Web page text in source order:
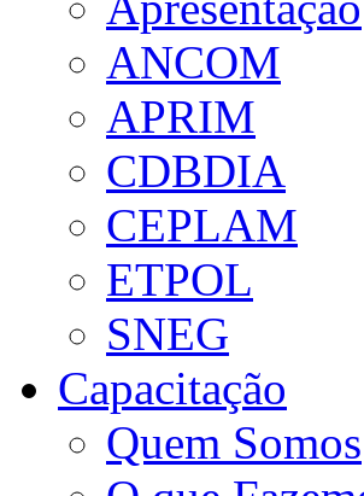
ANCOM
APRIM
CDBDIA
CEPLAM
ETPOL
SNEG
Capacitação
Quem Somos